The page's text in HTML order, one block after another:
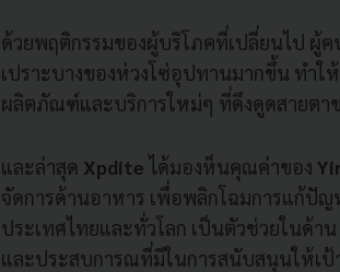
ด้วยพฤติกรรมของผู้บริโภคที่เปลี่ยนไป ผู้
เปราะบางของห่วงโซ่อุปทานมากขึ้น ทำใ
ผลิตภัณฑ์และบริการใหม่ๆ ที่ดึงดูดสายตา
และล่าสุด Xpdite ได้มองห็นคุณค่าของ
จัดการด้านอาหาร เพื่อพลิกโฉมการแก้ปั
ประเทศไทยและทั่วโลก เป็นตัวช่วยในด้า
และประสบการณที่มีในการสนับสนุนให้เป้